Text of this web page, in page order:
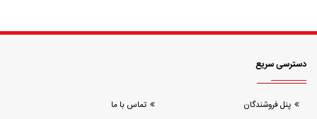
دسترسی سریع
پنل فروشندگان
تماس با ما